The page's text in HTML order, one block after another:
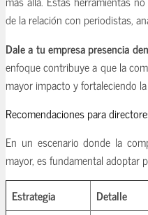
de la relación con periodistas,
Dale a tu empresa presencia
enfoque contribuye a que la
mayor impacto y fortaleciendo
Recomendaciones para
En un escenario donde la
mayor, es fundamental adoptar
Estrategia
Detalle